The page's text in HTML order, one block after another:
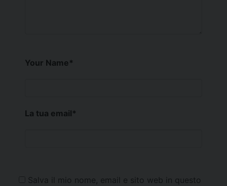
Your Name*
La tua email*
Salva il mio nome, email e sito web in questo